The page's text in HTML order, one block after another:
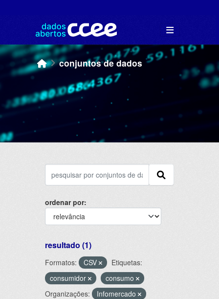
conjuntos de dados
ordenar por
resultado (1)
Formatos: CSV
Etiquetas:
consumidor
consumo
Organizações:
Infomercado